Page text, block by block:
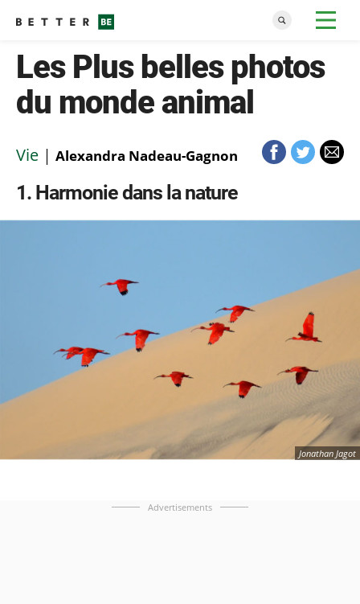
Les Plus belles photos
du monde animal
Vie | Alexandra Nadeau-Gagnon
1 Harmonie dans la nature
Jonathan Jagot
Advertisements